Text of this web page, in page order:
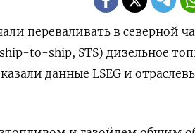
переваливать в северной
to-ship, STS) дизельное
данные LSEG и